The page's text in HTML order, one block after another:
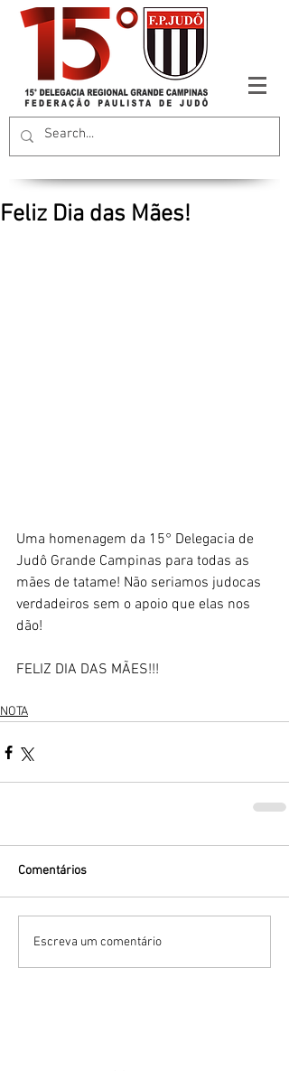
Feliz Dia das Mães!
Uma homenagem da 15° Delegacia de
Judô Grande Campinas para todas as
mães de tatame! Não seriamos judocas
verdadeiros sem o apoio que elas nos
dão!
FELIZ DIA DAS MÃES!!!
NOTA
Comentários
Escreva um comentário